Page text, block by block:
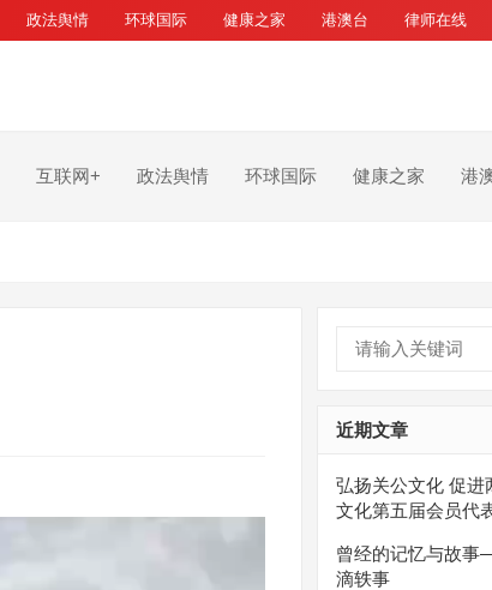
政法舆情 环球国际 健康之家 港澳台 律师在线
互联网+ 政法舆情 环球国际 健康之家 港
近期文章
弘扬关公文化 促进
文化第五届会员代
曾经的记忆与故
滴轶事